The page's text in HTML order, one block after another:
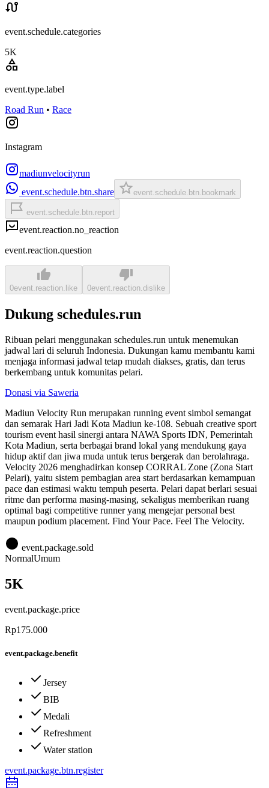
event.schedule.categories
5K
event.type.label
Road Run • Race
Instagram
madiunvelocityrun
event.schedule.btn.share
event.schedule.btn.bookmark
event.schedule.btn.report
event.reaction.no_reaction
event.reaction.question
0event.reaction.like 0event.reaction.dislike
Dukung schedules.run
Ribuan pelari menggunakan schedules.run untuk menemukan
jadwal lari di seluruh Indonesia. Dukungan kamu membantu kami
menjaga informasi jadwal tetap mudah diakses, gratis, dan terus
berkembang untuk komunitas pelari.
Donasi via Saweria
Madiun Velocity Run merupakan running event simbol semangat
dan semarak Hari Jadi Kota Madiun ke-108. Sebuah creative sport
tourism event hasil sinergi antara NAWA Sports IDN, Pemerintah
Kota Madiun, serta berbagai brand lokal yang mendukung gaya
hidup aktif dan jiwa muda untuk terus bergerak dan berolahraga.
Velocity 2026 menghadirkan konsep CORRAL Zone (Zona Start
Pelari), yaitu sistem pembagian area start berdasarkan kemampuan
pace dan estimasi waktu tempuh peserta. Pelari dapat berlari sesuai
ritme dan performa masing-masing, sekaligus memberikan ruang
optimal bagi competitive runner yang mengejar personal best
maupun podium placement. Find Your Pace. Feel The Velocity.
event.package.sold
NormalUmum
5K
event.package.price
Rp175.000
event.package.benefit
Jersey
BIB
Medali
Refreshment
Water station
event.package.btn.register